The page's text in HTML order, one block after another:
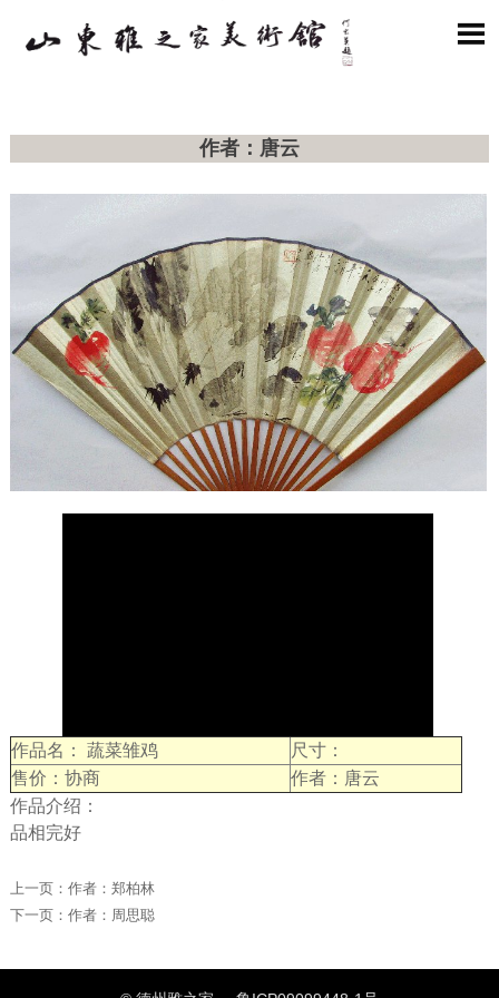

作者：唐云
作品名： 蔬菜雏鸡
尺寸：
售价：协商
作者：唐云
作品介绍：
品相完好
上一页： 作者：郑柏林
下一页： 作者：周思聪